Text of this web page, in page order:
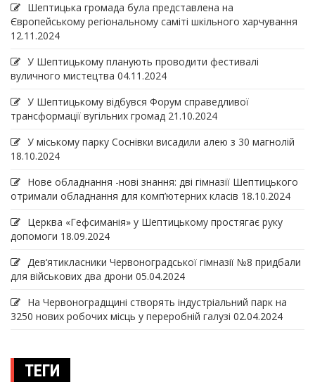
Шептицька громада була представлена на
Європейському регіональному саміті шкільного харчування
12.11.2024
У Шептицькому планують проводити фестивалі
вуличного мистецтва 04.11.2024
У Шептицькому відбувся Форум справедливої
трансформації вугільних громад 21.10.2024
У міському парку Соснівки висадили алею з 30 магнолій
18.10.2024
Нове обладнання -нові знання: дві гімназії Шептицького
отримали обладнання для комп’ютерних класів 18.10.2024
Церква «Гефсиманія» у Шептицькому простягає руку
допомоги 18.09.2024
Дев‘ятикласники Червоноградської гімназії №8 придбали
для військових два дрони 05.04.2024
На Червоноградщині створять індустріальний парк на
3250 нових робочих місць у переробній галузі 02.04.2024
ТЕГИ